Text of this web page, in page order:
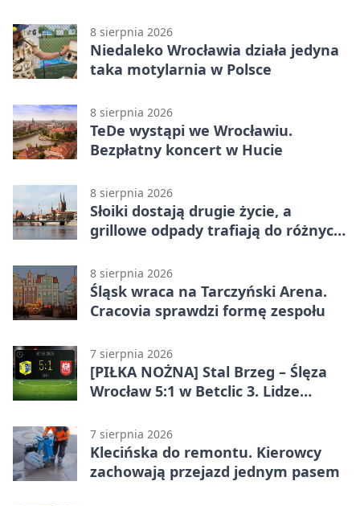
8 sierpnia 2026
Niedaleko Wrocławia działa jedyna
taka motylarnia w Polsce
8 sierpnia 2026
TeDe wystąpi we Wrocławiu.
Bezpłatny koncert w Hucie
8 sierpnia 2026
Słoiki dostają drugie życie, a
grillowe odpady trafiają do różnych
8 sierpnia 2026
Śląsk wraca na Tarczyński Arena.
Cracovia sprawdzi formę zespołu
7 sierpnia 2026
[PIŁKA NOŻNA] Stal Brzeg – Ślęza
Wrocław 5:1 w Betclic 3. Lidze
porażka wrocławian
7 sierpnia 2026
Klecińska do remontu. Kierowcy
zachowają przejazd jednym pasem